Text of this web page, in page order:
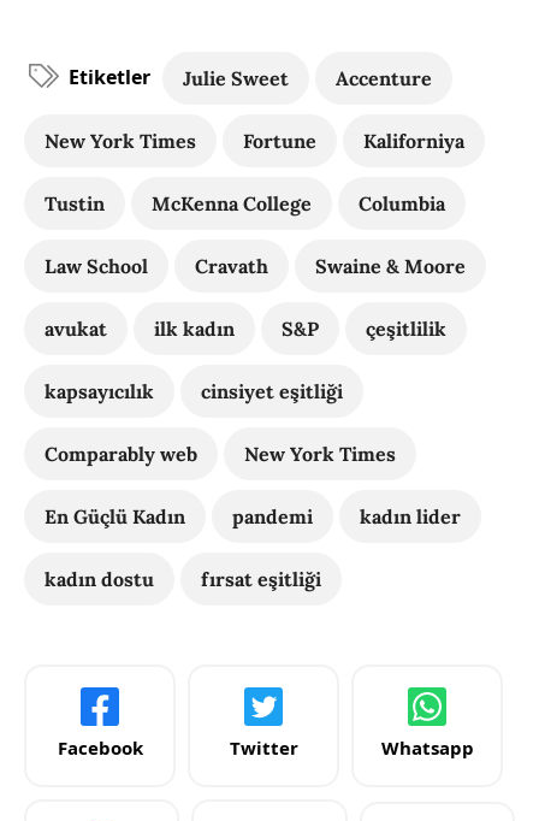
Etiketler Julie Sweet Accenture
New York Times Fortune Kaliforniya
Tustin McKenna College Columbia
Law School Cravath Swaine & Moore
avukat ilk kadın S&P çeşitlilik
kapsayıcılık cinsiyet eşitliği
Comparably web New York Times
En Güçlü Kadın pandemi kadın lider
kadın dostu fırsat eşitliği
Facebook Twitter Whatsapp